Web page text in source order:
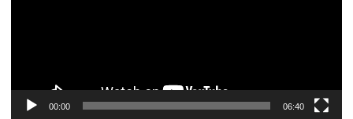
00:00 06:40